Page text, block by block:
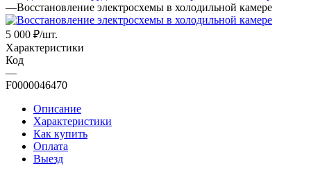
—Восстановление электросхемы в холодильной камере
5 000 ₽/шт.
Характеристики
Код
—
F0000046470
Описание
Характеристики
Как купить
Оплата
Выезд